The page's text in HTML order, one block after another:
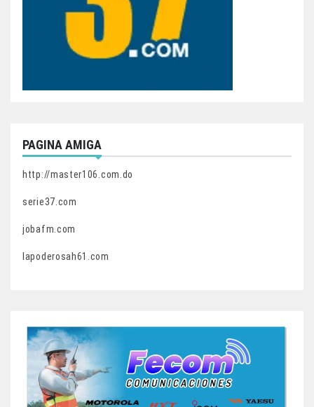
PAGINA AMIGA
http://master106.com.do
serie37.com
jobafm.com
lapoderosah61.com